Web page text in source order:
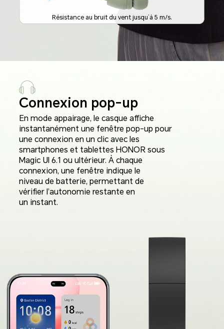
Résistance au bruit du vent jusqu’à 5 m/s.
Connexion pop-up
En mode appairage, le casque affiche
instantanément une fenêtre pop-up pour
une connexion en un clic avec les
smartphones et tablettes HONOR sous
Magic UI 6.1 ou ultérieur. À chaque
connexion, une fenêtre indique le
niveau de batterie, permettant de
vérifier l’autonomie restante en
un instant.